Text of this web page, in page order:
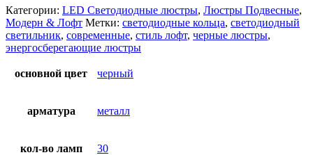
Категории: LED Светодиодные люстры, Люстры Подвесные,
Модерн & Лофт Метки: светодиодные кольца, светодиодный
светильник, современные, стиль лофт, черные люстры,
энергосберегающие люстры
основной цвет черный
арматура металл
кол-во ламп 30